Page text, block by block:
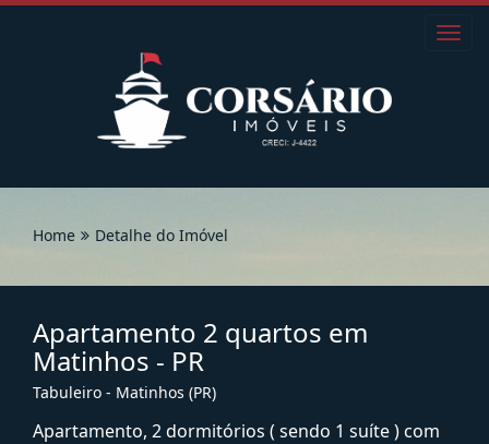
Home Detalhe do Imóvel
Apartamento 2 quartos em
Matinhos - PR
Tabuleiro - Matinhos (PR)
Apartamento, 2 dormitórios ( sendo 1 suíte ) com